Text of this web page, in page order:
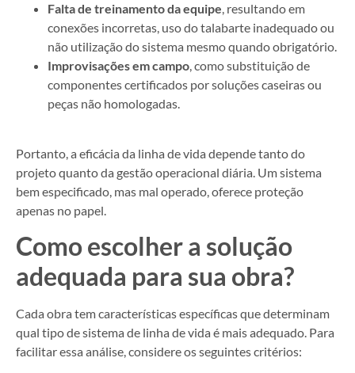
Falta de treinamento da equipe, resultando em
conexões incorretas, uso do talabarte inadequado ou
não utilização do sistema mesmo quando obrigatório.
Improvisações em campo, como substituição de
componentes certificados por soluções caseiras ou
peças não homologadas.
Portanto, a eficácia da linha de vida depende tanto do
projeto quanto da gestão operacional diária. Um sistema
bem especificado, mas mal operado, oferece proteção
apenas no papel.
Como escolher a solução
adequada para sua obra?
Cada obra tem características específicas que determinam
qual tipo de sistema de linha de vida é mais adequado. Para
facilitar essa análise, considere os seguintes critérios: